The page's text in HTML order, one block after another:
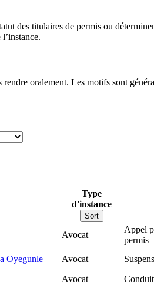
des titulaires de permis ou
oralement. Les motifs sont
Type
d'instance
Sort
Avocat
Appel
permis
Oyegunle Avocat
Avocat